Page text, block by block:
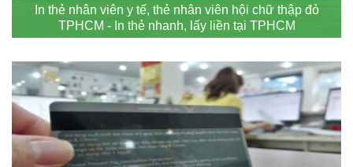
In thẻ nhân viên y tế, thẻ nhân viên hội chữ thập đỏ
TPHCM - In thẻ nhanh, lấy liền tại TPHCM